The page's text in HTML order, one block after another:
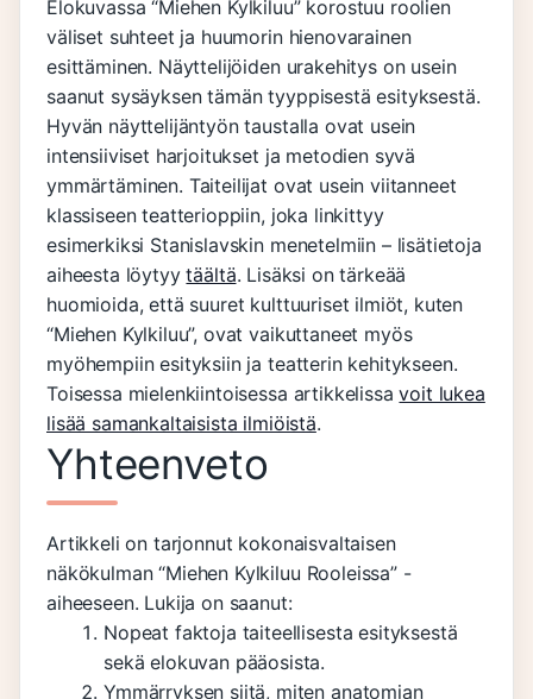
Elokuvassa “Miehen Kylkiluu” korostuu roolien
väliset suhteet ja huumorin hienovarainen
esittäminen. Näyttelijöiden urakehitys on usein
saanut sysäyksen tämän tyyppisestä esityksestä.
Hyvän näyttelijäntyön taustalla ovat usein
intensiiviset harjoitukset ja metodien syvä
ymmärtäminen. Taiteilijat ovat usein viitanneet
klassiseen teatterioppiin, joka linkittyy
esimerkiksi Stanislavskin menetelmiin – lisätietoja
aiheesta löytyytäältä. Lisäksi on tärkeää
huomioida, että suuret kulttuuriset ilmiöt, kuten
“Miehen Kylkiluu”, ovat vaikuttaneet myös
myöhempiin esityksiin ja teatterin kehitykseen.
Toisessa mielenkiintoisessa artikkelissavoit lukea
lisää samankaltaisista ilmiöistä.
Yhteenveto
Artikkeli on tarjonnut kokonaisvaltaisen
näkökulman “Miehen Kylkiluu Rooleissa” -
aiheeseen. Lukija on saanut:
Nopeat faktoja taiteellisesta esityksestä
sekä elokuvan pääosista.
Ymmärryksen siitä, miten anatomian